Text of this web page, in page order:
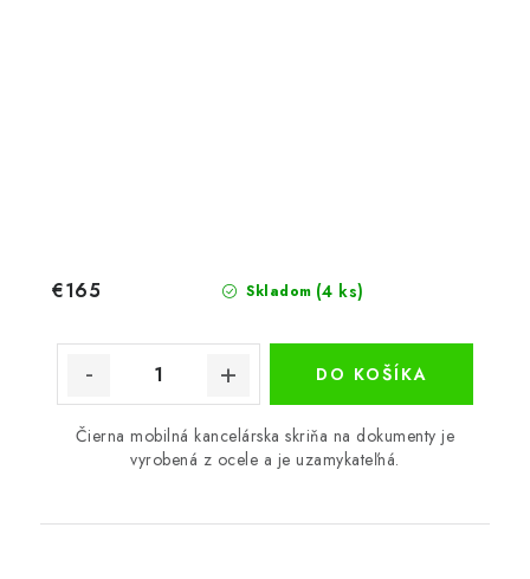
Skladom (4 ks)
€165
DO KOŠÍKA
Čierna mobilná kancelárska skriňa na dokumenty je
vyrobená z ocele a je uzamykateľná.